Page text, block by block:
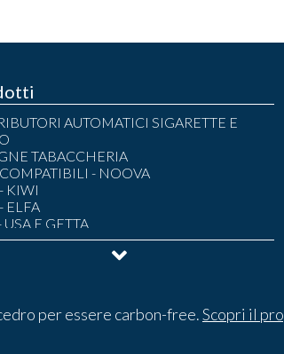
AUTOMATICI SIGARETTE E
TABACCHERIA
- NOOVA
KIWI
ELFA
USA E GETTA
LEM
PRONTI 10 ML
SCOMPOSTI
BLINDATI TABACCHI
per essere carbon-free.Scopri il